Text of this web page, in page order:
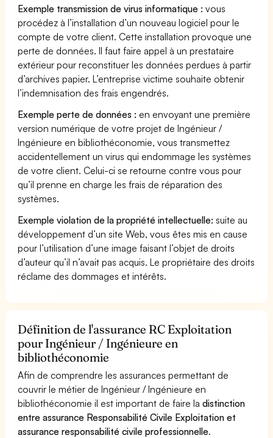
Exemple transmission de virus informatique : vous
procédez à l’installation d’un nouveau logiciel pour le
compte de votre client. Cette installation provoque une
perte de données. Il faut faire appel à un prestataire
extérieur pour reconstituer les données perdues à partir
d’archives papier. L’entreprise victime souhaite obtenir
l’indemnisation des frais engendrés.
Exemple perte de données : en envoyant une première
version numérique de votre projet de Ingénieur /
Ingénieure en bibliothéconomie, vous transmettez
accidentellement un virus qui endommage les systèmes
de votre client. Celui-ci se retourne contre vous pour
qu’il prenne en charge les frais de réparation des
systèmes.
Exemple violation de la propriété intellectuelle: suite au
développement d’un site Web, vous êtes mis en cause
pour l’utilisation d’une image faisant l’objet de droits
d’auteur qu’il n’avait pas acquis. Le propriétaire des droits
réclame des dommages et intérêts.
Définition de l'assurance RC Exploitation
pour Ingénieur / Ingénieure en
bibliothéconomie
Afin de comprendre les assurances permettant de
couvrir le métier de Ingénieur / Ingénieure en
bibliothéconomie il est important de faire ladistinction
entre assurance Responsabilité Civile Exploitation et
assurance responsabilité civile professionnelle.